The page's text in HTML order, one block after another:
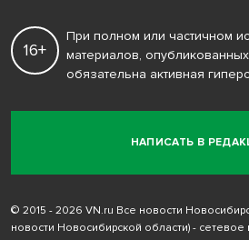
НАПИСАТЬ В
16+
При полном или частичном
материалов, опубликованных
обязательна активная
© 2015 - 2026 VN.ru Все новости
новости Новосибирской области) - сетевое